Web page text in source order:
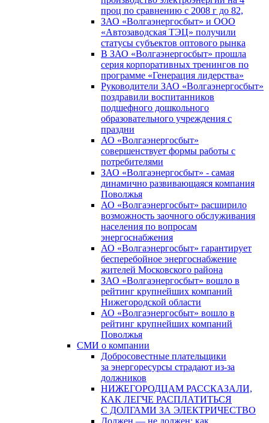
проц по сравнению с 2008 г до 82,
ЗАО «Волгаэнергосбыт» и ООО
«Автозаводская ТЭЦ» получили
статусы субъектов оптового рынка
В ЗАО «Волгаэнергосбыт» прошла
серия корпоративных тренингов по
программе «Генерация лидерства»
Руководители ЗАО «Волгаэнергосбыт»
поздравили воспитанников
подшефного дошкольного
образовательного учреждения с
праздни
АО «Волгаэнергосбыт»
совершенствует формы работы с
потребителями
ЗАО «Волгаэнергосбыт» - самая
динамично развивающаяся компания
Поволжья
АО «Волгаэнергосбыт» расширило
возможность заочного обслуживания
населения по вопросам
энергоснабжения
АО «Волгаэнергосбыт» гарантирует
бесперебойное энергоснабжение
жителей Московского района
ЗАО «Волгаэнергосбыт» вошло в
рейтинг крупнейших компаний
Нижегородской области
АО «Волгаэнергосбыт» вошло в
рейтинг крупнейших компаний
Поволжья
СМИ о компании
Добросовестные плательщики
за энергоресурсы страдают из-за
должников
НИЖЕГОРОДЦАМ РАССКАЗАЛИ,
КАК ЛЕГЧЕ РАСПЛАТИТЬСЯ
С ДОЛГАМИ ЗА ЭЛЕКТРИЧЕСТВО